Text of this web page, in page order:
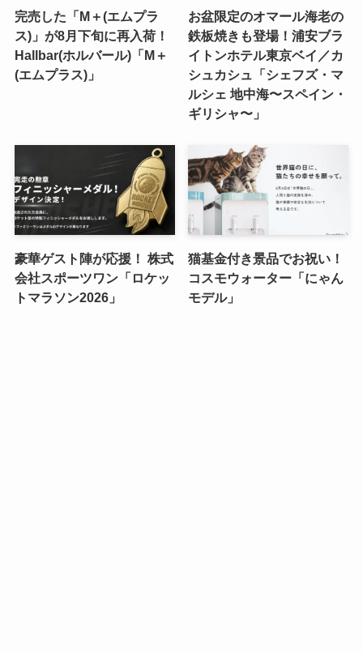
完売した「M＋(エムプラ
ス)」が8月下旬に再入荷！
Hallbar(ホルバール)「M＋
(エムプラス)」
お盆限定のオマール海老の
鉄板焼きも登場！浦安ブラ
イトンホテル東京ベイ／カ
シュカシュ「シェフズ・マ
ルシェ 地中海〜スペイン・
ギリシャ〜」
豪華ゲスト陣が応援！ 株式
会社スポーツワン「ロケッ
トマラソン2026」
猫基金付き景品でお祝い！
コスモウォーター「にゃん
モデル」